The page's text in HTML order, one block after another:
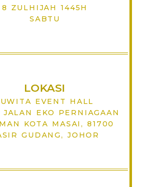
8 ZULHIJAH 1445H
SABTU
LOKASI
EVENT HALL
JALAN EKO PERNIAGAAN
KOTA MASAI, 81700
GUDANG, JOHOR